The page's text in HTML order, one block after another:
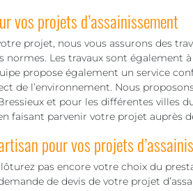
vos projets d’assainissement
projet, nous vous assurons des
normes. Les travaux sont également
propose également un service
de l’environnement. Nous
et pour les différentes villes
faisant parvenir votre projet auprès
pour vos projets
pas encore votre choix du
de devis de votre projet